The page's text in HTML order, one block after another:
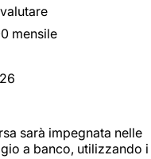
mensile
sarà impegnata nelle
a banco, utilizzando i